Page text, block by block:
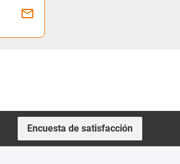
Encuesta de satisfacción